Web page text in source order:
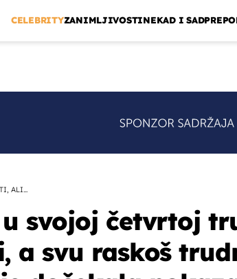
CELEBRITYZANIMLJIVOSTINEKAD I SAD
ALI...
svojoj četvrtoj
a svu raskoš